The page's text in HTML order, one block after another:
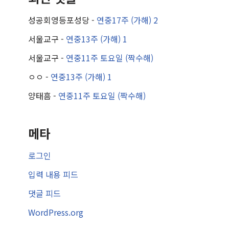
성공회영등포성당- 연중17주 (가해) 2
서울교구 - 연중13주 (가해) 1
서울교구 - 연중11주 토요일 (짝수해)
ㅇㅇ - 연중13주 (가해) 1
양태흠 - 연중11주 토요일 (짝수해)
메타
로그인
입력 내용 피드
댓글 피드
WordPress.org